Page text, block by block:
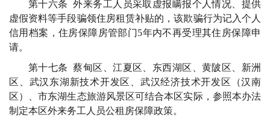
第十六条 外来务工人员采取虚报瞒报个人情况、提供
虚假资料等手段骗领住房租赁补贴的，该欺骗行为记入个人
信用档案，住房保障房管部门5年内不再受理其住房保障申
请。
第十七条 蔡甸区、江夏区、东西湖区、黄陂区、新洲
区、武汉东湖新技术开发区、武汉经济技术开发区（汉南
区）、市东湖生态旅游风景区可结合本区实际，参照本办法
制定本区外来务工人员公租房保障政策。